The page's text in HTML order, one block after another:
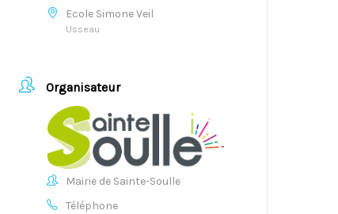
Ecole Simone Veil
Usseau
Organisateur
Mairie de Sainte-Soulle
Téléphone